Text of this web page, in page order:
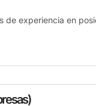
de experiencia en